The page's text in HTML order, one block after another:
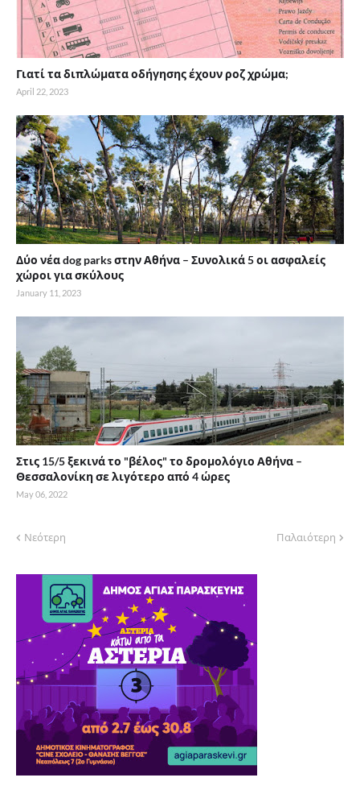
Γιατί τα διπλώματα οδήγησης έχουν ροζ χρώμα;
April 22, 2023
Δύο νέα dog parks στην Αθήνα – Συνολικά 5 οι ασφαλείς
χώροι για σκύλους
January 11, 2023
Στις 15/5 ξεκινά το "βέλος" το δρομολόγιο Αθήνα –
Θεσσαλονίκη σε λιγότερο από 4 ώρες
May 06, 2022
Νεότερη Παλαιότερη